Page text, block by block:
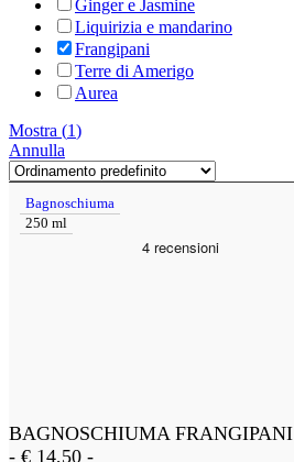
Ginger e Jasmine
Liquirizia e mandarino
Frangipani
Terre di Amerigo
Aurea
Mostra (1)
Annulla
Bagnoschiuma
250 ml
BAGNOSCHIUMA FRANGIPANI
- € 14,50 -